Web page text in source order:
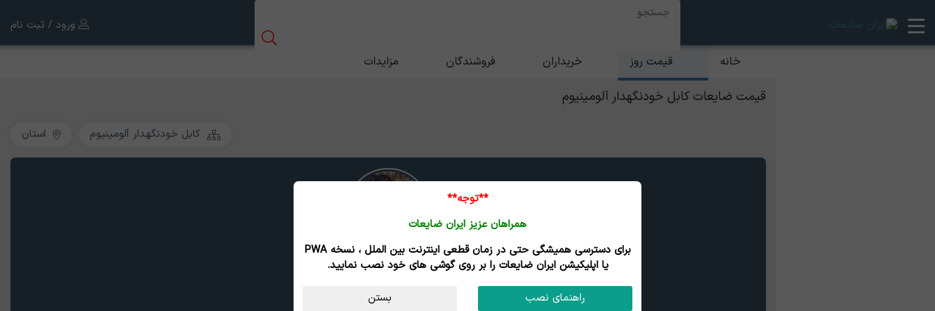
ورود / ثبت نام
خانه قیمت روز خریداران فروشندگان مزایدات
قیمت ضایعات کابل خودنگهدار آلومینیوم
کابل خودنگهدار آلومینیوم استان
کابل خودنگهدار آلومینیوم
تاریخ بروزرسانی : 05/05/17
**توجه**
همراهان عزیز ایران ضایعات
برای دسترسی همیشگی حتی در زمان قطعی اینترنت بین الملل ، نسخه PWA
یا اپلیکیشن ایران ضایعات را بر روی گوشی های خود نصب نمایید.
راهنمای نصب بستن